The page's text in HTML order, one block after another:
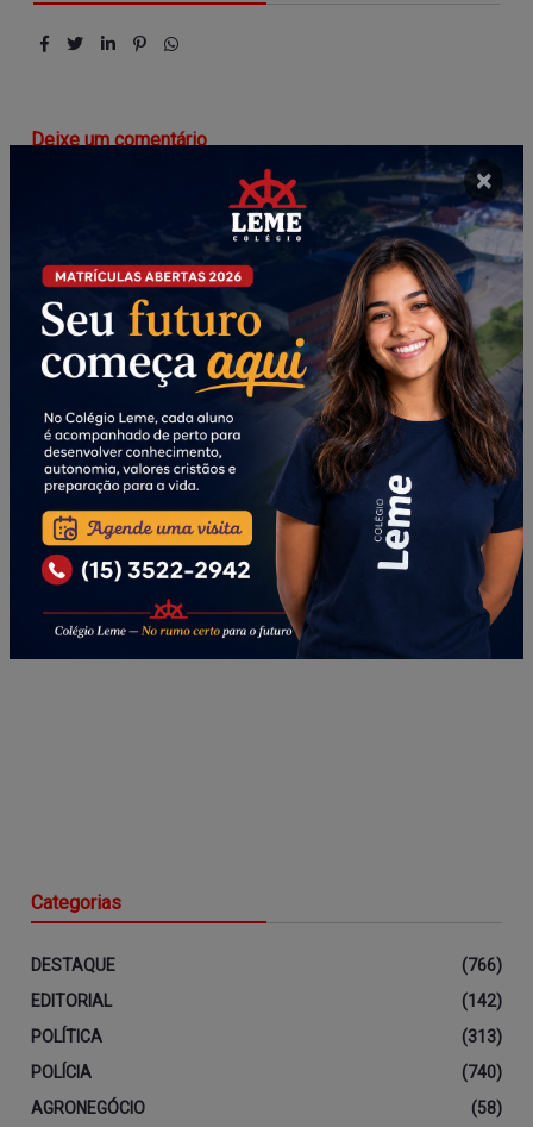
Deixe um comentário
Categorias
DESTAQUE
(766)
EDITORIAL
(142)
POLÍTICA
(313)
POLÍCIA
(740)
AGRONEGÓCIO
(58)
×